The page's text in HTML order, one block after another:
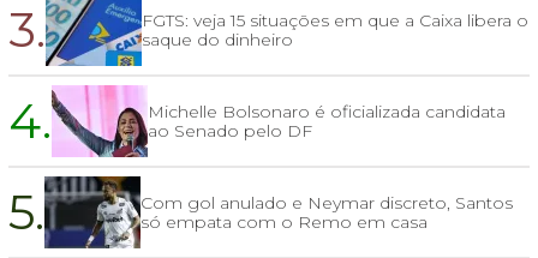
3.
FGTS: veja 15 situações em que a Caixa libera o
saque do dinheiro
4.
Michelle Bolsonaro é oficializada candidata
ao Senado pelo DF
5.
Com gol anulado e Neymar discreto, Santos
só empata com o Remo em casa